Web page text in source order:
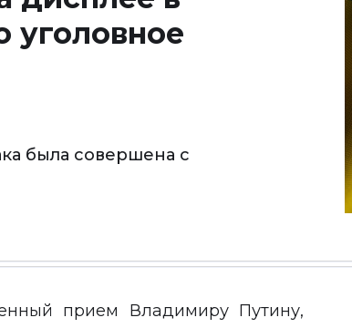
уголовное
была совершена с
прием Владимиру Путину,